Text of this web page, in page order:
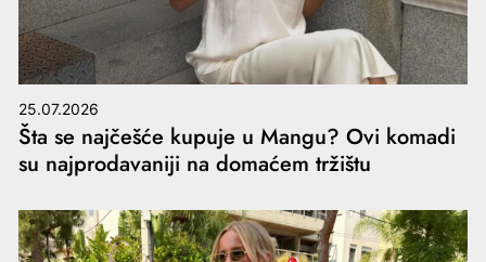
25.07.2026
Šta se najčešće kupuje u Mangu? Ovi komadi
su najprodavaniji na domaćem tržištu